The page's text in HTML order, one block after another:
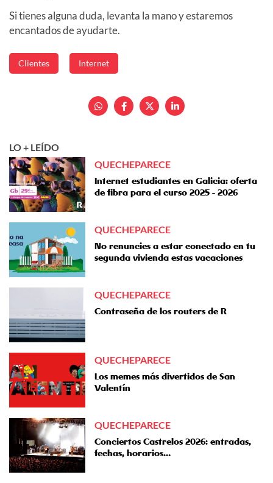
Si tienes alguna duda, levanta la mano y estaremos
encantados de ayudarte.
Clientes Internet
LO + LEÍDO
QUECHEPARECE
Internet estudiantes en Galicia: oferta
de fibra para el curso 2025 - 2026
QUECHEPARECE
No renuncies a estar conectado en tu
segunda vivienda estas vacaciones
QUECHEPARECE
Contraseña de los routers de R
QUECHEPARECE
Los memes más divertidos de San
Valentín
QUECHEPARECE
Conciertos Castrelos 2026: entradas,
fechas, horarios…